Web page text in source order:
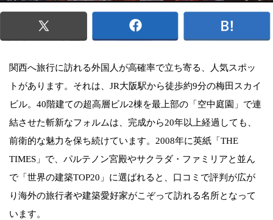
関西へ旅行に訪れる外国人が高確率で立ち寄る、人気スポッ
トがあります。それは、JR大阪駅から徒歩約9分の梅田スカイ
ビル。40階建ての超高層ビル2棟を最上部の「空中庭園」で連
結させた斬新なフォルムは、完成から20年以上経過しても、
前衛的な魅力を保ち続けています。2008年に英紙「THE
TIMES」で、パルテノン宮殿やサクラダ・ファミリアと並ん
で「世界の建築TOP20」に選ばれると、口コミで評判が広が
り海外の旅行者や建築愛好家がこぞって訪れる名所となって
います。